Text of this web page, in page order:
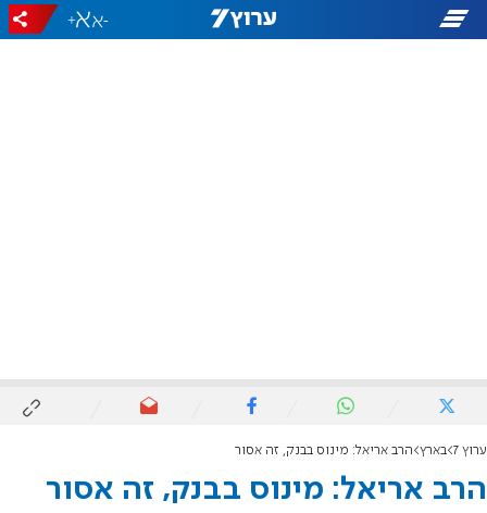
-
+
ערוץ 7 בארץ הרב אריאל: מינוס בבנק, זה אסור
הרב אריאל: מינוס בבנק, זה אסור